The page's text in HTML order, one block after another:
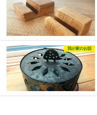
我が家のお話